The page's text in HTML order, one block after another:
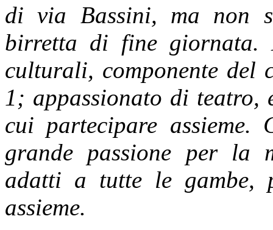
di via Bassini, ma non
birretta di fine giornata.
culturali, componente del
1; appassionato di
cui partecipare assieme.
grande passione per la
adatti a tutte le gambe,
assieme.